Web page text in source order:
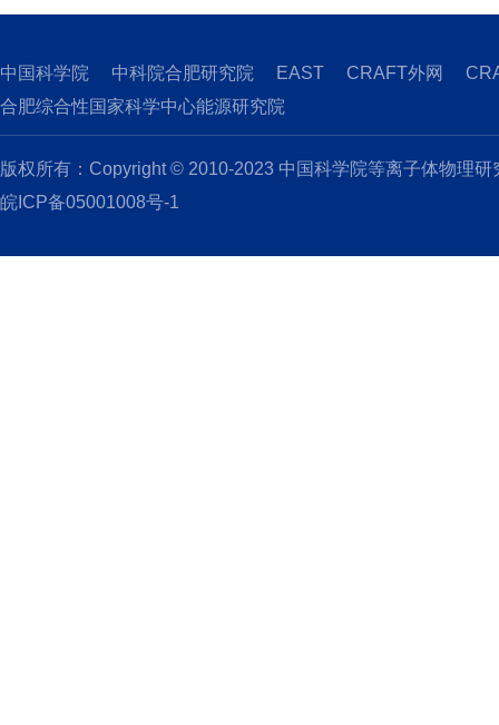
中国科学院 中科院合肥研究院 EAST CRAFT外网
合肥综合性国家科学中心能源研究院
版权所有：Copyright © 2010-2023 中国科学院等离子体物理
皖ICP备05001008号-1